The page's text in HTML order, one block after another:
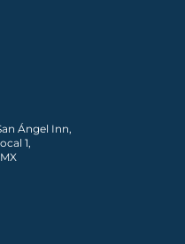
Ángel Inn,
1,